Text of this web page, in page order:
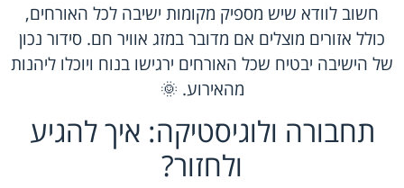
חשוב לוודא שיש מספיק מקומות ישיבה לכל האורחים,
כולל אזורים מוצלים אם מדובר במזג אוויר חם. סידור נכון
של הישיבה יבטיח שכל האורחים ירגישו בנוח ויוכלו ליהנות
מהאירוע. 🌞
תחבורה ולוגיסטיקה: איך להגיע
ולחזור?